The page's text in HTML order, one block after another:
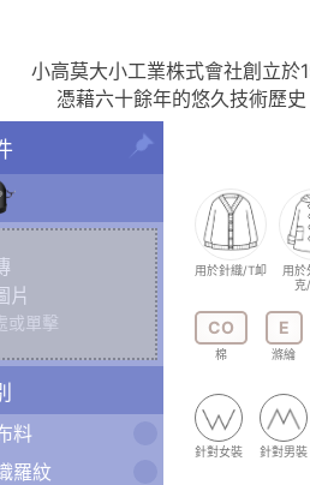
小高莫大小工業株式會社創立於
憑藉六十餘年的悠久技術歷
片
或單擊
料
羅紋
用於針織/T卹
用於
克
CO
棉
E
滌綸
針對女裝 針對男裝